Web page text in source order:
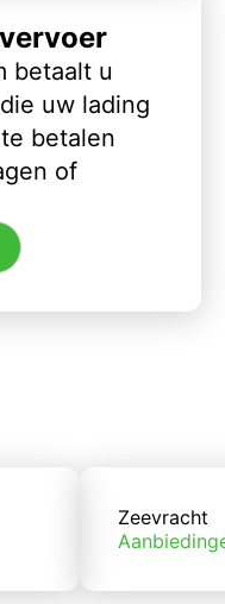
betaalt u
uw lading
betalen
of
Zeevracht